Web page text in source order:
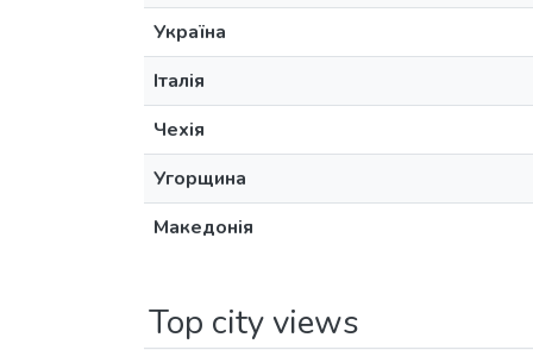
Україна
Італія
Чехія
Угорщина
Македонія
Top city views